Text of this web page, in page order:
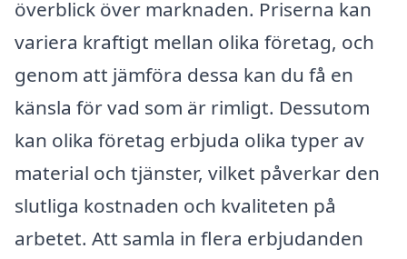
överblick över marknaden. Priserna kan
variera kraftigt mellan olika företag, och
genom att jämföra dessa kan du få en
känsla för vad som är rimligt. Dessutom
kan olika företag erbjuda olika typer av
material och tjänster, vilket påverkar den
slutliga kostnaden och kvaliteten på
arbetet. Att samla in flera erbjudanden